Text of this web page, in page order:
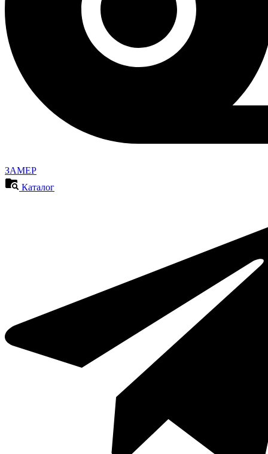
ЗАМЕР
Каталог